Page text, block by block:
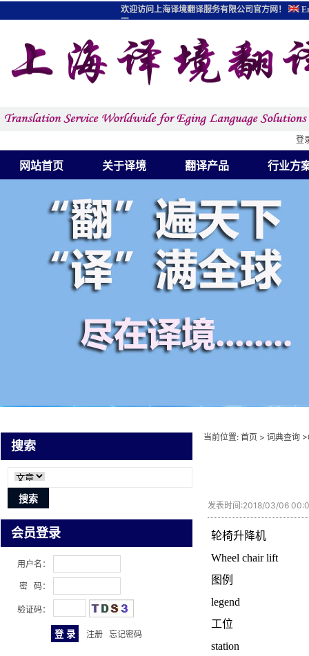
网站首页 关于译境 翻译产品 行业方
登
欢迎访问上海译境翻译服务有限公司官方网！
图
搜索
会员登录
用户名：
密 码：
验证码：
注册 忘记密码
当前位置: 首页 > 词典查询 >
发表时间:2018/03/06
轮椅升降机
Wheel chair lift
图例
legend
工位
station